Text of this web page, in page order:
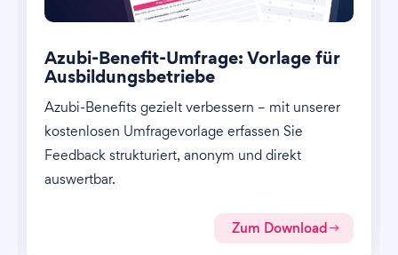
Azubi-Benefit-Umfrage: Vorlage für
Ausbildungsbetriebe
Azubi-Benefits gezielt verbessern – mit unserer
kostenlosen Umfragevorlage erfassen Sie
Feedback strukturiert, anonym und direkt
auswertbar.
Zum Download